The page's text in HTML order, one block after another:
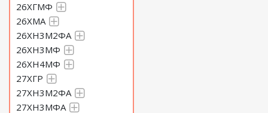
26ХГМФ
26ХМА
26ХН3М2ФА
26ХН3МФ
26ХН4МФ
27ХГР
27ХН3М2ФА
27ХН3МФА